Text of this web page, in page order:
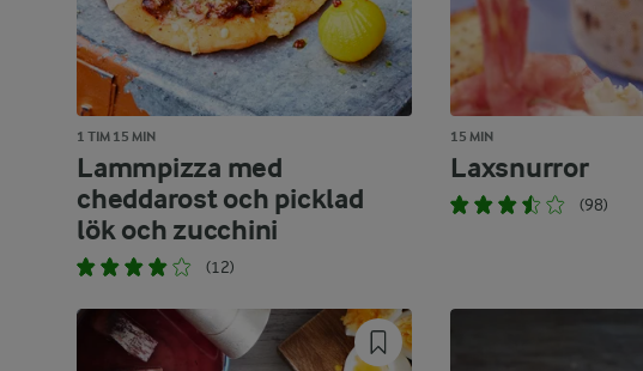
1 TIM 15 MIN
Lammpizza med
cheddarost och picklad
lök och zucchini
(12)
15 MIN
Laxsnurror
(98)